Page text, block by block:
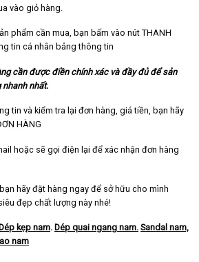
vào giỏ hàng.
phẩm cần mua, bạn bấm vào nút THANH
tin cá nhân bảng thông tin
cần được điền chính xác và đầy đủ để sản
nhanh nhất.
tin và kiểm tra lại đơn hàng, giá tiền, bạn hãy
HÀNG
hoặc sẽ gọi điện lại để xác nhận đơn hàng
hãy đặt hàng ngay để sở hữu cho mình
đẹp chất lượng này nhé!
Dép kẹp nam. Dép quai ngang nam. Sandal nam,
nam